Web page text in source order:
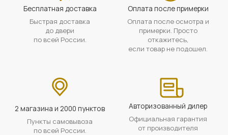
Бесплатная доставка
Быстрая доставка
до двери
по всей России.
Оплата после примерки
Оплата после осмотра и
примерки. Просто
откажитесь,
если товар не подошел.
2 магазина и 2000 пунктов
Пункты самовывоза
по всей России.
Авторизованный дилер
Официальная гарантия
от производителя